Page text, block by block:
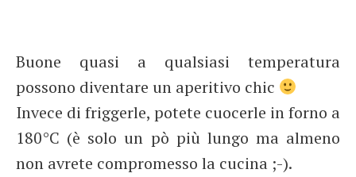
Buone quasi a qualsiasi temperatura
possono diventare un aperitivo chic
Invece di friggerle, potete cuocerle in forno a
180°C (è solo un pò più lungo ma almeno
non avrete compromesso la cucina ;-).